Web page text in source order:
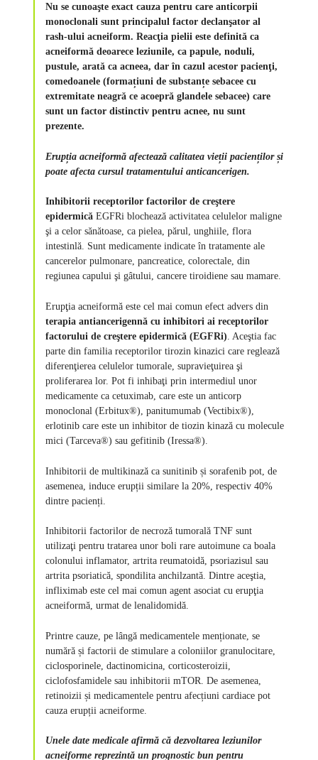
Nu se cunoaşte exact cauza pentru care anticorpii
monoclonali sunt principalul factor declanşator al
rash-ului acneiform. Reacţia pielii este definită ca
acneiformă deoarece leziunile, ca papule, noduli,
pustule, arată ca acneea, dar în cazul acestor pacienţi,
comedoanele (formațiuni de substanțe sebacee cu
extremitate neagră ce acoepră glandele sebacee) care
sunt un factor distinctiv pentru acnee, nu sunt
prezente.
Erupția acneiformă afectează calitatea vieții pacienților și
poate afecta cursul tratamentului anticancerigen.
Inhibitorii receptorilor factorilor de creştere
epidermicăEGFRi blochează activitatea celulelor maligne
şi a celor sănătoase, ca pielea, părul, unghiile, flora
intestinlă. Sunt medicamente indicate în tratamente ale
cancerelor pulmonare, pancreatice, colorectale, din
regiunea capului şi gâtului, cancere tiroidiene sau mamare.
Erupţia acneiformă este cel mai comun efect advers din
terapia antiancerigennă cu inhibitori ai receptorilor
factorului de creştere epidermică (EGFRi) . Aceştia fac
parte din familia receptorilor tirozin kinazici care reglează
diferenţierea celulelor tumorale, supravieţuirea şi
proliferarea lor. Pot fi inhibaţi prin intermediul unor
medicamente ca cetuximab, care este un anticorp
monoclonal (Erbitux®), panitumumab (Vectibix®),
erlotinib care este un inhibitor de tiozin kinază cu molecule
mici (Tarceva®) sau gefitinib (Iressa®).
Inhibitorii de multikinază ca sunitinib și sorafenib pot, de
asemenea, induce erupții similare la 20%, respectiv 40%
dintre pacienți.
Inhibitorii factorilor de necroză tumorală TNF sunt
utilizaţi pentru tratarea unor boli rare autoimune ca boala
colonului inflamator, artrita reumatoidă, psoriazisul sau
artrita psoriatică, spondilita anchilzantă. Dintre aceştia,
infliximab este cel mai comun agent asociat cu erupţia
acneiformă, urmat de lenalidomidă.
Printre cauze, pe lângă medicamentele menționate, se
numără și factorii de stimulare a coloniilor granulocitare,
ciclosporinele, dactinomicina, corticosteroizii,
ciclofosfamidele sau inhibitorii mTOR. De asemenea,
retinoizii și medicamentele pentru afecțiuni cardiace pot
cauza erupții acneiforme.
Unele date medicale afirmă că dezvoltarea leziunilor
acneiforme reprezintă un prognostic bun pentru